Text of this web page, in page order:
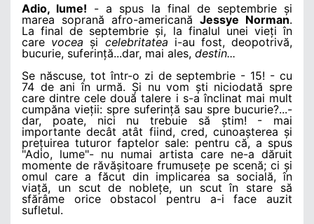
Adio, lume! - a spus la final de septembrie și
marea soprană afro-americană Jessye Norman.
La final de septembrie și, la finalul unei vieți în
care vocea șicelebritatea i-au fost, deopotrivă,
bucurie, suferință...dar, mai ales, destin...
Se născuse, tot într-o zi de septembrie - 15! - cu
74 de ani în urmă. Și nu vom ști niciodată spre
care dintre cele două talere i s-a înclinat mai mult
cumpăna vieții: spre suferință sau spre bucurie?...-
dar, poate, nici nu trebuie să știm! - mai
importante decât atât fiind, cred, cunoașterea și
prețuirea tuturor faptelor sale: pentru că, a spus
"Adio, lume"- nu numai artista care ne-a dăruit
momente de răvășitoare frumusețe pe scenă; ci și
omul care a făcut din implicarea sa socială, în
viață, un scut de noblețe, un scut în stare să
sfărâme orice obstacol pentru a-i face auzit
sufletul.